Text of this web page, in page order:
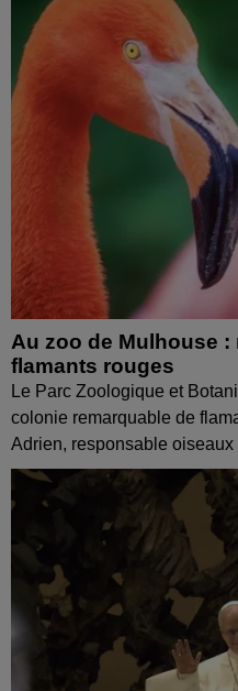
Au zoo de Mulhouse
flamants rouges
Le Parc Zoologique et
colonie remarquable de
Adrien, responsable oiseaux